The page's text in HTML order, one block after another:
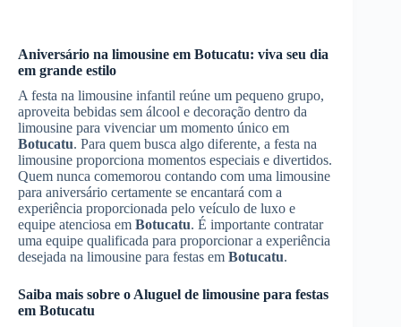
Aniversário na limousine em Botucatu: viva seu dia
em grande estilo
A festa na limousine infantil reúne um pequeno grupo,
aproveita bebidas sem álcool e decoração dentro da
limousine para vivenciar um momento único em
Botucatu. Para quem busca algo diferente, a festa na
limousine proporciona momentos especiais e divertidos.
Quem nunca comemorou contando com uma limousine
para aniversário certamente se encantará com a
experiência proporcionada pelo veículo de luxo e
equipe atenciosa em Botucatu. É importante contratar
uma equipe qualificada para proporcionar a experiência
desejada na limousine para festas em Botucatu.
Saiba mais sobre o Aluguel de limousine para festas
em Botucatu